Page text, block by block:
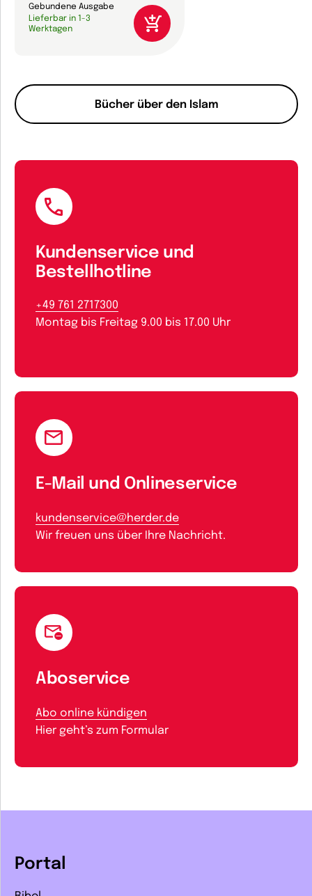
Bücher über den Islam
Gebundene Ausgabe
Lieferbar in 1-3
Werktagen
Kundenservice und
Bestellhotline
+49 761 2717300
Montag bis Freitag 9.00 bis 17.00 Uhr
E-Mail und Onlineservice
kundenservice@herder.de
Wir freuen uns über Ihre Nachricht.
Aboservice
Abo online kündigen
Hier geht’s zum Formular
Portal